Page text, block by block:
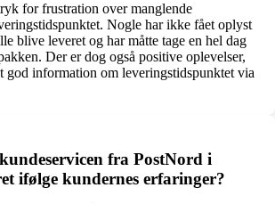
for frustration over manglende
Nogle har ikke fået oplyst
blive leveret og har måtte tage en hel dag
Der er dog også positive oplevelser,
god information om leveringstidspunktet via
fra PostNord i
ifølge kundernes erfaringer?